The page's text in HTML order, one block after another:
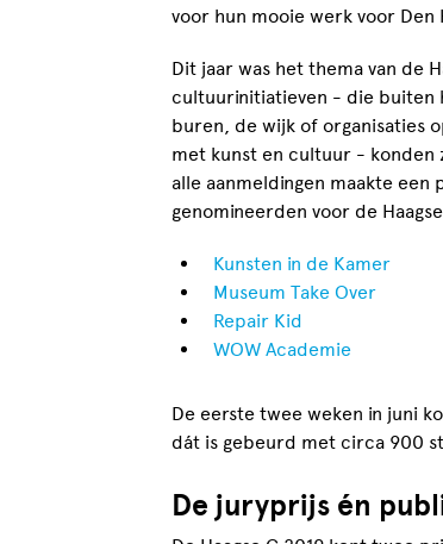
voor hun mooie werk voor Den
Dit jaar was het thema van de
cultuurinitiatieven - die buiten
buren, de wijk of organisaties
met kunst en cultuur - konden
alle aanmeldingen maakte een
genomineerden voor de
Kunsten in de Kamer
Museum Take Over
Repair Kid
WOW Academie
De eerste twee weken in juni
dát is gebeurd met circa 900
De juryprijs én